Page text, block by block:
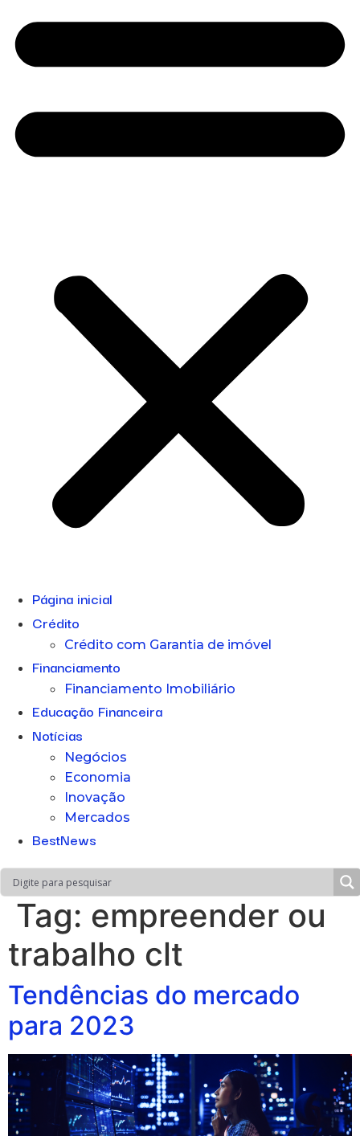
Página inicial
Crédito
Crédito com Garantia de imóvel
Financiamento
Financiamento Imobiliário
Educação Financeira
Notícias
Negócios
Economia
Inovação
Mercados
BestNews
Tag: empreender ou
trabalho clt
Tendências do mercado
para 2023